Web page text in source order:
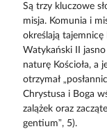
Są trzy kluczowe
misja. Komunia i
określają
Watykański II
naturę Kościoła, a
otrzymał
Chrystusa i Boga
zalążek oraz
gentium”, 5).